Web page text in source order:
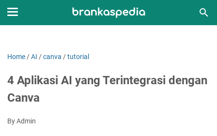
Home /AI /canva /tutorial
4 Aplikasi AI yang Terintegrasi dengan
Canva
By Admin